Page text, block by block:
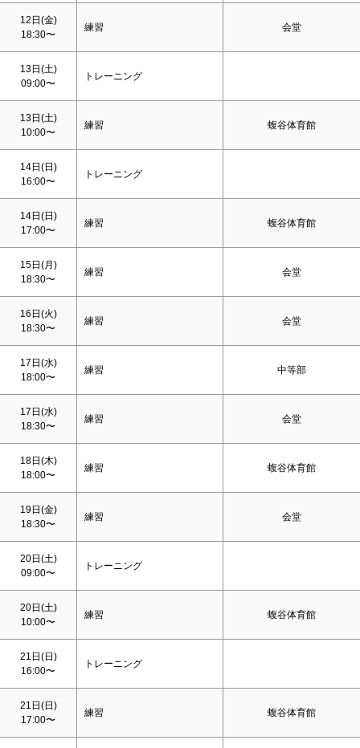
12日(金)
18:30〜
練習 会堂
13日(土)
09:00〜
トレーニング
13日(土)
10:00〜
練習 蝮谷体育館
14日(日)
16:00〜
トレーニング
14日(日)
17:00〜
練習 蝮谷体育館
15日(月)
18:30〜
練習 会堂
16日(火)
18:30〜
練習 会堂
17日(水)
18:00〜
練習 中等部
17日(水)
18:30〜
練習 会堂
18日(木)
18:00〜
練習 蝮谷体育館
19日(金)
18:30〜
練習 会堂
20日(土)
09:00〜
トレーニング
20日(土)
10:00〜
練習 蝮谷体育館
21日(日)
16:00〜
トレーニング
21日(日)
17:00〜
練習 蝮谷体育館